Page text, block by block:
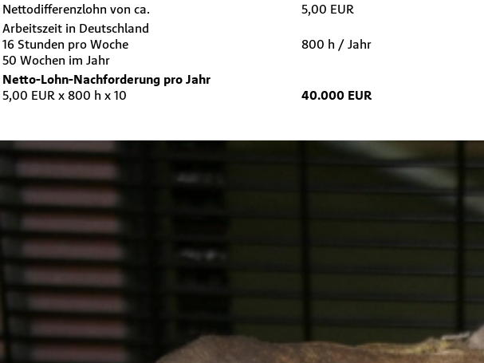
Nettodifferenzlohn von ca.
5,00 EUR
Arbeitszeit in Deutschland
16 Stunden pro Woche
50 Wochen im Jahr
800 h / Jahr
Netto-Lohn-Nachforderung pro Jahr
5,00 EUR x 800 h x 10
40.000 EUR